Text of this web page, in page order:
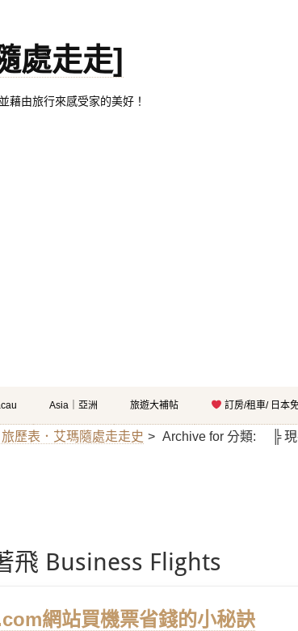
處走走]
由旅行來感受家的美好！
Asia｜亞洲 旅遊大補帖 訂房/租車/ 日本
歷表．艾瑪隨處走走史 > Archive for 分類: ╠ 現
Business Flights
網站買機票省錢的小秘訣